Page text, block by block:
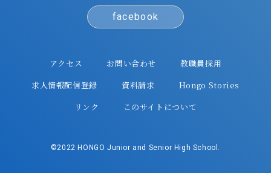
facebook
アクセス お問い合わせ
教職員採用
求人情報配信登録
資料請求
Hongo Stories
リンク
このサイトについて
©2022 HONGO Junior and Senior High School.